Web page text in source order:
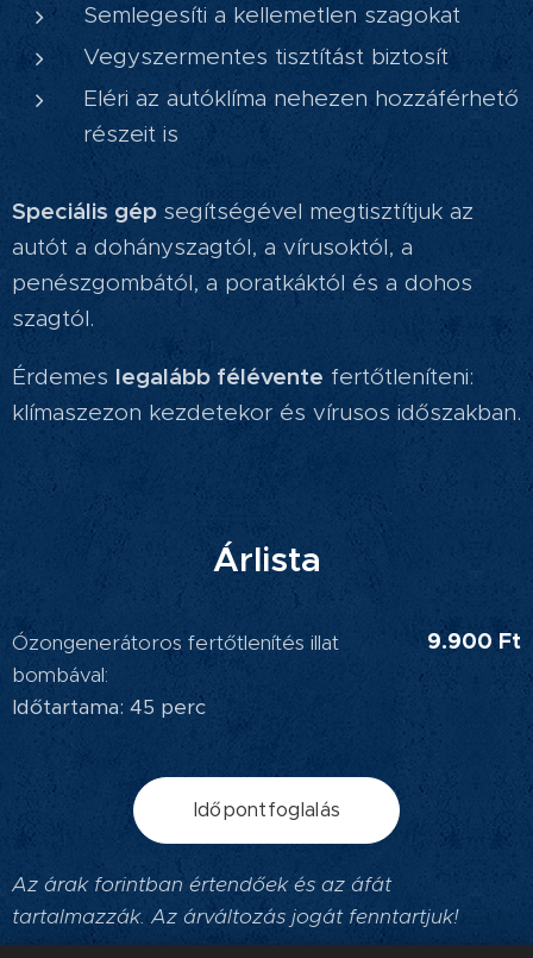
Semlegesíti a kellemetlen szagokat
Vegyszermentes tisztítást biztosít
Eléri az autóklíma nehezen hozzáférhető
részeit is
Speciális gép segítségével megtisztítjuk az
autót a dohányszagtól, a vírusoktól, a
penészgombától, a poratkáktól és a dohos
szagtól.
Érdemes legalább félévente fertőtleníteni:
klímaszezon kezdetekor és vírusos időszakban.
Árlista
Ózongenerátoros fertőtlenítés illat
bombával:
Időtartama: 45 perc
9.900 Ft
Időpontfoglalás
Az árak forintban értendőek és az áfát
tartalmazzák. Az árváltozás jogát fenntartjuk!